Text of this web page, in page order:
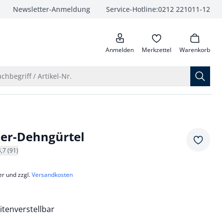
Newsletter-Anmeldung Service-Hotline:0212 221011-12
anrufen
Anmelden Merkzettel Warenkorb
/ Artikel-Nr.
Dehngürtel
(91)
und zzgl.Versandkosten